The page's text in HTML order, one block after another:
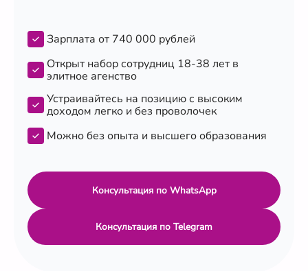
Зарплата от 740 000 рублей
Открыт набор сотрудниц 18-38 лет в
элитное агенство
Устраивайтесь на позицию с высоким
доходом легко и без проволочек
Можно без опыта и высшего образования
Консультация по WhatsApp
Консультация по Telegram